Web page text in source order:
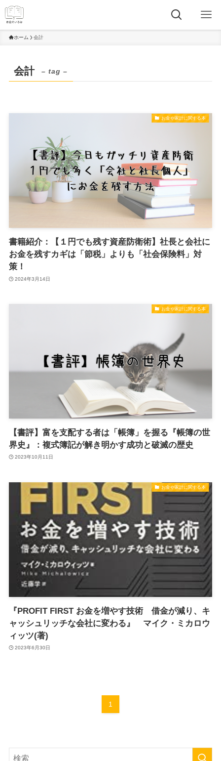
ホーム 会計
会計 – tag –
お金や家計に関する本
書籍紹介：【１円でも残す資産防衛術】社長と会社に
お金を残すカギは「節税」よりも「社会保険料」対
策！
2024年3月14日
お金や家計に関する本
【書評】富を支配する者は「帳簿」を握る『帳簿の世
界史』：複式簿記が解き明かす成功と破滅の歴史
2023年10月11日
お金や家計に関する本
『PROFIT FIRST お金を増やす技術 借金が減り、キ
ャッシュリッチな会社に変わる』 マイク・ミカロウ
ィッツ(著)
2023年6月30日
1